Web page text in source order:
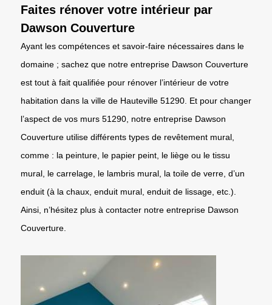
Faites rénover votre intérieur par
Dawson Couverture
Ayant les compétences et savoir-faire nécessaires dans le
domaine ; sachez que notre entreprise Dawson Couverture
est tout à fait qualifiée pour rénover l’intérieur de votre
habitation dans la ville de Hauteville 51290. Et pour changer
l’aspect de vos murs 51290, notre entreprise Dawson
Couverture utilise différents types de revêtement mural,
comme : la peinture, le papier peint, le liège ou le tissu
mural, le carrelage, le lambris mural, la toile de verre, d’un
enduit (à la chaux, enduit mural, enduit de lissage, etc.).
Ainsi, n’hésitez plus à contacter notre entreprise Dawson
Couverture.